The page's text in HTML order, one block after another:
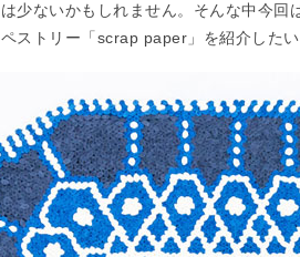
少ないかもしれません。そんな中今回
ストリー「scrap paper」を紹介したい